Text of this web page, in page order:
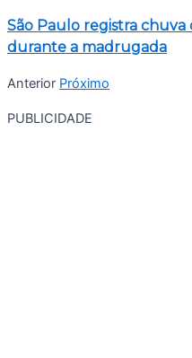
São Paulo registra chuva
durante a madrugada
Anterior Próximo
PUBLICIDADE